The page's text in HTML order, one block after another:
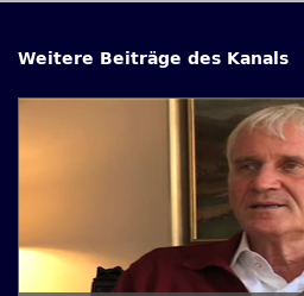
Weitere Beiträge des Kanals